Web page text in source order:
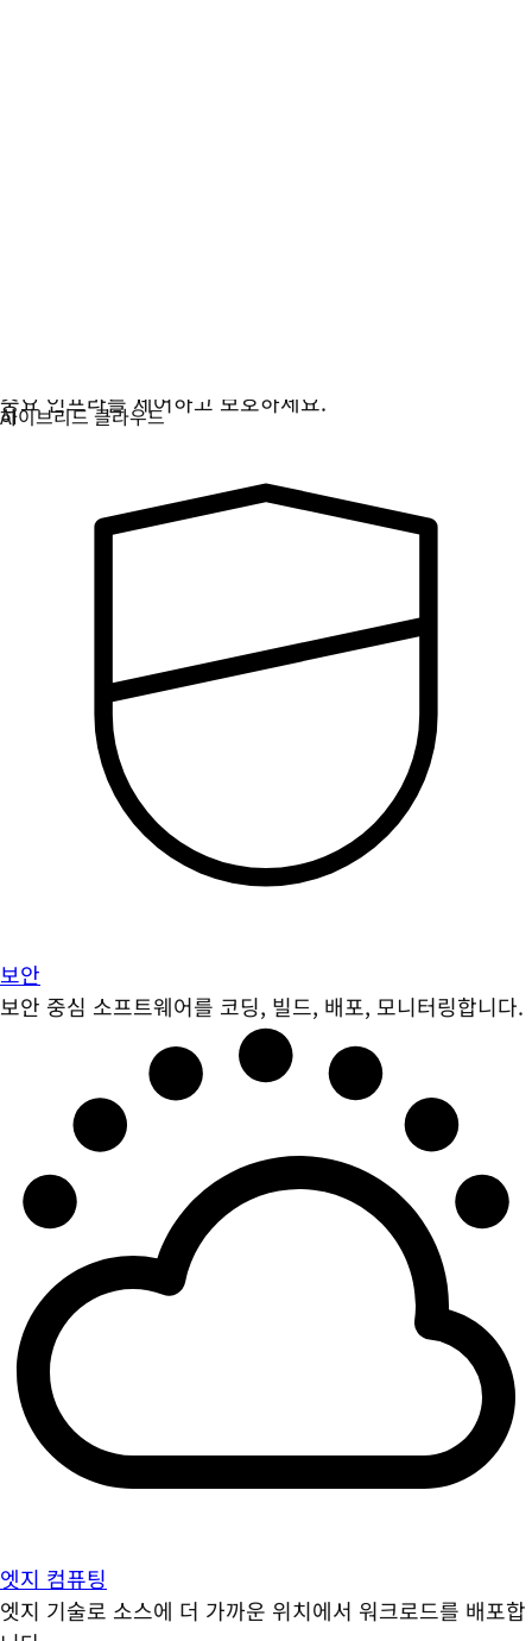
중요 인프라를 제어하고 보호하세요.
보안
보안 중심 소프트웨어를 코딩, 빌드, 배포, 모니터링합니다.
엣지 컴퓨팅
엣지 기술로 소스에 더 가까운 위치에서 워크로드를 배포합